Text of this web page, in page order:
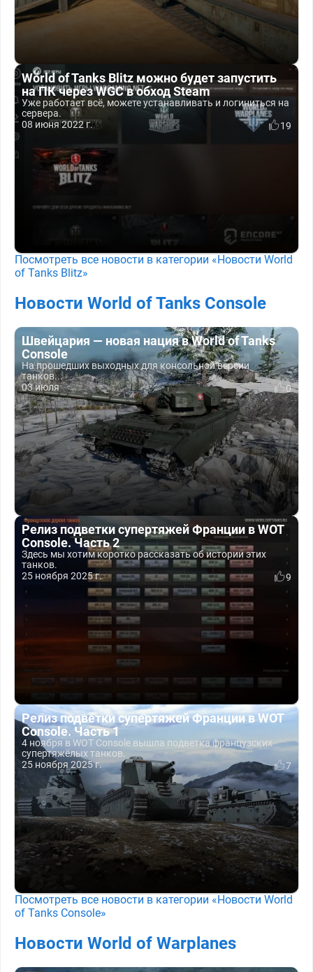
World of Tanks Blitz можно будет запустить
на ПК через WGC в обход Steam
Уже работает всё, можете устанавливать и логиниться на
сервера.
08 июня 2022 г.
19
Посмотреть все новости в категории «Новости World
of Tanks Blitz»
Новости World of Tanks Console
Швейцария — новая нация в World of Tanks
Console
На прошедших выходных для консольной версии
танков...
03 июля
0
Релиз подветки супертяжей Франции в WOT
Console. Часть 2
Здесь мы хотим коротко рассказать об истории этих
танков.
25 ноября 2025 г.
9
Релиз подветки супертяжей Франции в WOT
Console. Часть 1
4 ноября в WOT Console вышла подветка французских
супертяжёлых танков.
25 ноября 2025 г.
7
Посмотреть все новости в категории «Новости World
of Tanks Console»
Новости World of Warplanes